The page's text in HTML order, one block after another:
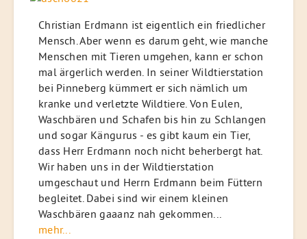
Christian Erdmann ist eigentlich ein friedlicher
Mensch. Aber wenn es darum geht, wie manche
Menschen mit Tieren umgehen, kann er schon
mal ärgerlich werden. In seiner Wildtierstation
bei Pinneberg kümmert er sich nämlich um
kranke und verletzte Wildtiere. Von Eulen,
Waschbären und Schafen bis hin zu Schlangen
und sogar Kängurus - es gibt kaum ein Tier,
dass Herr Erdmann noch nicht beherbergt hat.
Wir haben uns in der Wildtierstation
umgeschaut und Herrn Erdmann beim Füttern
begleitet. Dabei sind wir einem kleinen
Waschbären gaaanz nah gekommen...
mehr...